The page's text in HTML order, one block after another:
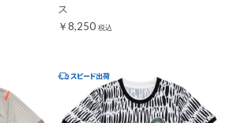
ス
￥8,250 税込